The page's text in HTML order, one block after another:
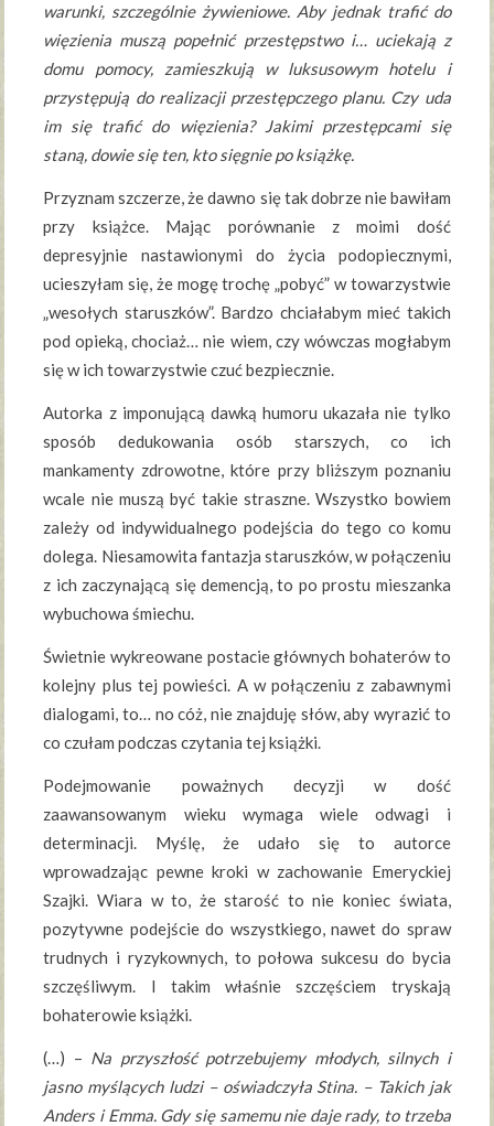
warunki, szczególnie żywieniowe. Aby jednak trafić do
więzienia muszą popełnić przestępstwo i… uciekają z
domu pomocy, zamieszkują w luksusowym hotelu i
przystępują do realizacji przestępczego planu. Czy uda
im się trafić do więzienia? Jakimi przestępcami się
staną, dowie się ten, kto sięgnie po książkę.
Przyznam szczerze, że dawno się tak dobrze nie bawiłam
przy książce. Mając porównanie z moimi dość
depresyjnie nastawionymi do życia podopiecznymi,
ucieszyłam się, że mogę trochę „pobyć” w towarzystwie
„wesołych staruszków”. Bardzo chciałabym mieć takich
pod opieką, chociaż… nie wiem, czy wówczas mogłabym
się w ich towarzystwie czuć bezpiecznie.
Autorka z imponującą dawką humoru ukazała nie tylko
sposób dedukowania osób starszych, co ich
mankamenty zdrowotne, które przy bliższym poznaniu
wcale nie muszą być takie straszne. Wszystko bowiem
zależy od indywidualnego podejścia do tego co komu
dolega. Niesamowita fantazja staruszków, w połączeniu
z ich zaczynającą się demencją, to po prostu mieszanka
wybuchowa śmiechu.
Świetnie wykreowane postacie głównych bohaterów to
kolejny plus tej powieści. A w połączeniu z zabawnymi
dialogami, to… no cóż, nie znajduję słów, aby wyrazić to
co czułam podczas czytania tej książki.
Podejmowanie poważnych decyzji w dość
zaawansowanym wieku wymaga wiele odwagi i
determinacji. Myślę, że udało się to autorce
wprowadzając pewne kroki w zachowanie Emeryckiej
Szajki. Wiara w to, że starość to nie koniec świata,
pozytywne podejście do wszystkiego, nawet do spraw
trudnych i ryzykownych, to połowa sukcesu do bycia
szczęśliwym. I takim właśnie szczęściem tryskają
bohaterowie książki.
(…) – Na przyszłość potrzebujemy młodych, silnych i
jasno myślących ludzi – oświadczyła Stina. – Takich jak
Anders i Emma. Gdy się samemu nie daje rady, to trzeba